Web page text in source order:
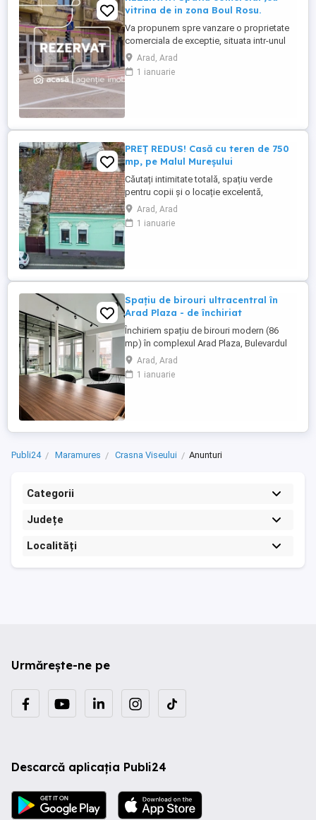
vitrina de in zona Boul Rosu.
Va propunem spre vanzare o proprietate
comerciala de exceptie, situata intr-unul
dintre cele mai cunoscute noduri
comerciale si de tranzit din Arad, zona
Boul Rosu. Spatiul este amplasat la
Arad, Arad
1 ianuarie
PREȚ REDUS! Casă cu teren de 750
mp, pe Malul Mureșului
Căutați intimitate totală, spațiu verde
pentru copii și o locație excelentă,
aproape de centru, școli și
supermarketuri? Această proprietate vă
oferă confortul și libertatea pe care le
Arad, Arad
1 ianuarie
Spațiu de birouri ultracentral în
Arad Plaza - de închiriat
Închiriem spațiu de birouri modern (86
mp) în complexul Arad Plaza, Bulevardul
Revoluției nr. 52-54, în centrul Aradului.
Dotări: Pereți și uși din sticlă, cărămidă
aparentă – design modern, aspect
Arad, Arad
1 ianuarie
Publi24 Maramures Crasna Viseului Anunturi
Categorii
Județe
Localități
Urmărește-ne pe
Descarcă aplicația Publi24